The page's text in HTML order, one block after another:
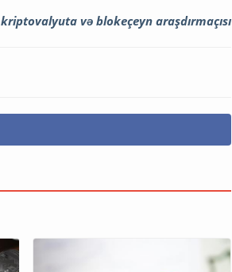
kriptovalyuta və blokeçeyn araşdırmaçısı